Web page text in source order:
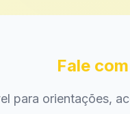
Fale
para orientações,